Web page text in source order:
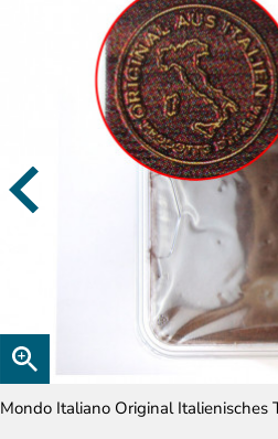
Mondo Italiano Original Italienisches